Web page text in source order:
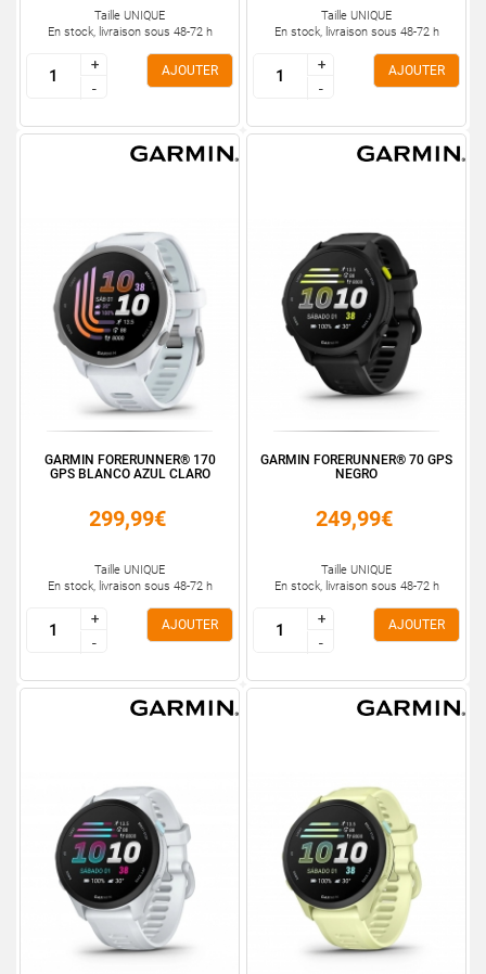
Taille UNIQUE
En stock, livraison sous 48-72 h
+
-
+
-
AJOUTER
Taille UNIQUE
En stock, livraison sous 48-72 h
+
-
+
-
AJOUTER
GARMIN FORERUNNER® 170
GPS BLANCO AZUL CLARO
299,99€
Taille UNIQUE
En stock, livraison sous 48-72 h
+
-
+
-
AJOUTER
GARMIN FORERUNNER® 70 GPS
NEGRO
249,99€
Taille UNIQUE
En stock, livraison sous 48-72 h
+
-
+
-
AJOUTER